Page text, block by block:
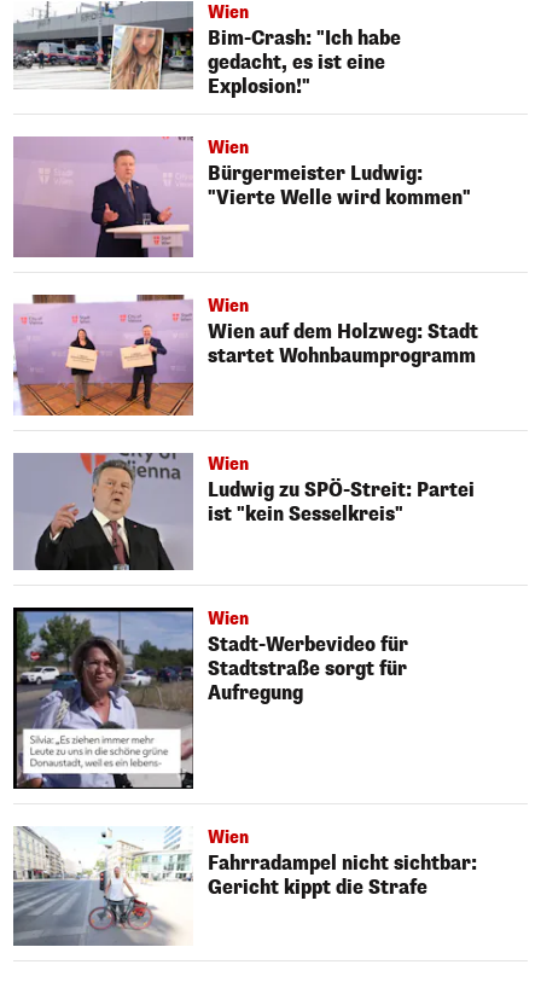
Wien
Bim-Crash: "Ich habe
gedacht, es ist eine
Explosion!"
Wien
Bürgermeister Ludwig:
"Vierte Welle wird kommen"
Wien
Wien auf dem Holzweg: Stadt
startet Wohnbaumprogramm
Wien
Ludwig zu SPÖ-Streit: Partei
ist "kein Sesselkreis"
Wien
Stadt-Werbevideo für
Stadtstraße sorgt für
Aufregung
Wien
Fahrradampel nicht sichtbar:
Gericht kippt die Strafe